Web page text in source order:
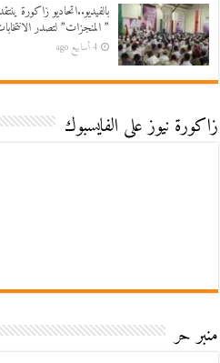
بالفيديو..اتحاديو زاكورة
” المنجزات” لتصدر
4 أسابيع ago
زاكورة نيوز على الفايسبوك
منبر حر